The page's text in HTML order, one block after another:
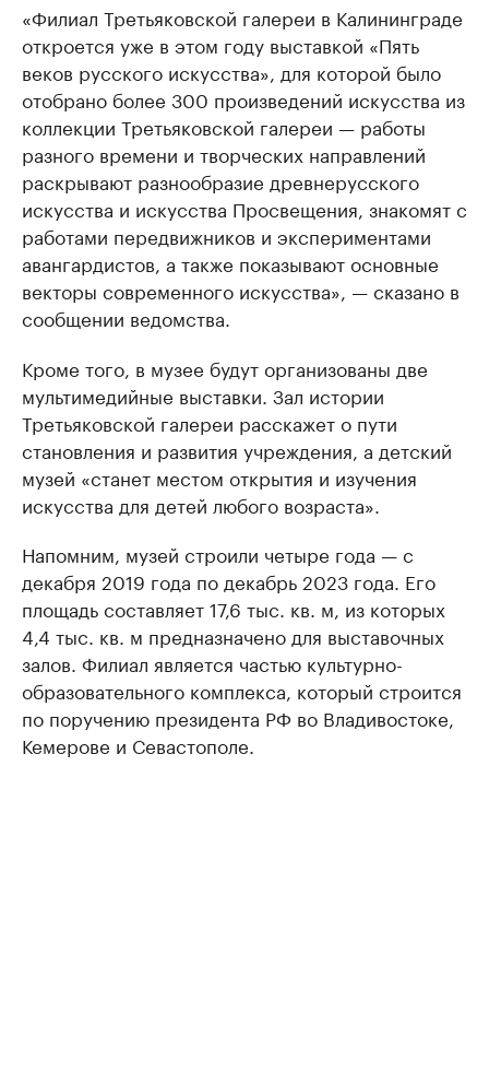
«Филиал Третьяковской галереи в Калининграде
откроется уже в этом году выставкой «Пять
веков русского искусства», для которой было
отобрано более 300 произведений искусства из
коллекции Третьяковской галереи — работы
разного времени и творческих направлений
раскрывают разнообразие древнерусского
искусства и искусства Просвещения, знакомят с
работами передвижников и экспериментами
авангардистов, а также показывают основные
векторы современного искусства», — сказано в
сообщении ведомства.
Кроме того, в музее будут организованы две
мультимедийные выставки. Зал истории
Третьяковской галереи расскажет о пути
становления и развития учреждения, а детский
музей «станет местом открытия и изучения
искусства для детей любого возраста».
Напомним, музей строили четыре года — с
декабря 2019 года по декабрь 2023 года. Его
площадь составляет 17,6 тыс. кв. м, из которых
4,4 тыс. кв. м предназначено для выставочных
залов. Филиал является частью культурно-
образовательного комплекса, который строится
по поручению президента РФ во Владивостоке,
Кемерове и Севастополе.